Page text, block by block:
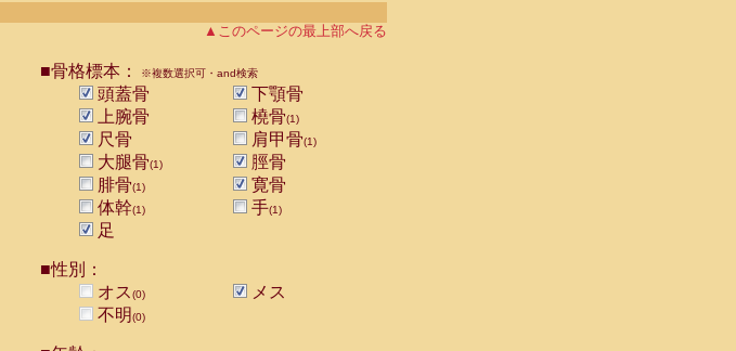
▲このページの最上部へ戻る
■骨格標本： ※複数選択可・and検索
頭蓋骨
下顎骨
上腕骨
橈骨(1)
尺骨 肩甲骨(1)
大腿骨(1)
脛骨
腓骨(1)
寛骨
体幹(1) 手(1)
足
■性別：
オス(0)
メス
不明(0)